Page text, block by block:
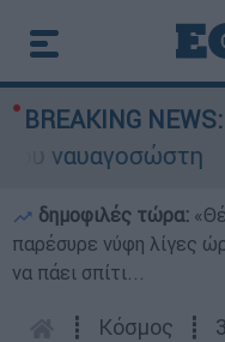
BREAKING NEWS:
δημοφιλές τώρα:
παρέσυρε νύφη λίγες
να πάει σπίτι...
┋ Κόσμος ┋